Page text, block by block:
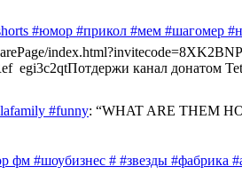
#юмор #прикол #мем #шагомер
egi3c2qtПотдержи канал донатом
#funny: “WHAT ARE THEM
#шоубизнес # #звезды #фабрика